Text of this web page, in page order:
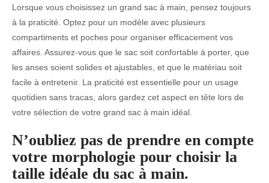
Lorsque vous choisissez un grand sac à main, pensez toujours
à la praticité. Optez pour un modèle avec plusieurs
compartiments et poches pour organiser efficacement vos
affaires. Assurez-vous que le sac soit confortable à porter, que
les anses soient solides et ajustables, et que le matériau soit
facile à entretenir. La praticité est essentielle pour un usage
quotidien sans tracas, alors gardez cet aspect en tête lors de
votre sélection de votre grand sac à main idéal.
N’oubliez pas de prendre en compte
votre morphologie pour choisir la
taille idéale du sac à main.